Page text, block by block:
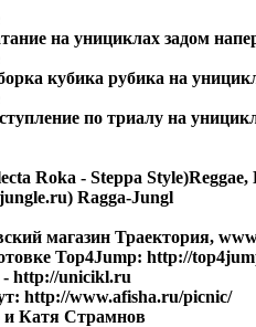
на унициклах задом
кубика рубика на
по триалу на
Roka - Steppa Style)Reggae,
Ragga-Jungl
магазин Траектория,
Top4Jump: http://
http://unicikl.ru
http://www.afisha.ru/picnic/
и Катя Страмнов